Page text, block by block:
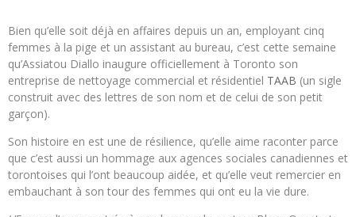
Bien qu’elle soit déjà en affaires depuis un an, employant cinq
femmes à la pige et un assistant au bureau, c’est cette semaine
qu’Assiatou Diallo inaugure officiellement à Toronto son
entreprise de nettoyage commercial et résidentiel TAAB (un sigle
construit avec des lettres de son nom et de celui de son petit
garçon).
Son histoire en est une de résilience, qu’elle aime raconter parce
que c’est aussi un hommage aux agences sociales canadiennes et
torontoises qui l’ont beaucoup aidée, et qu’elle veut remercier en
embauchant à son tour des femmes qui ont eu la vie dure.